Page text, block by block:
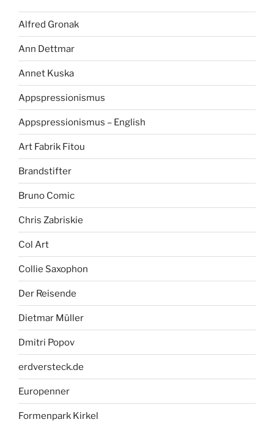
Alfred Gronak
Ann Dettmar
Annet Kuska
Appspressionismus
Appspressionismus – English
Art Fabrik Fitou
Brandstifter
Bruno Comic
Chris Zabriskie
Col Art
Collie Saxophon
Der Reisende
Dietmar Müller
Dmitri Popov
erdversteck.de
Europenner
Formenpark Kirkel